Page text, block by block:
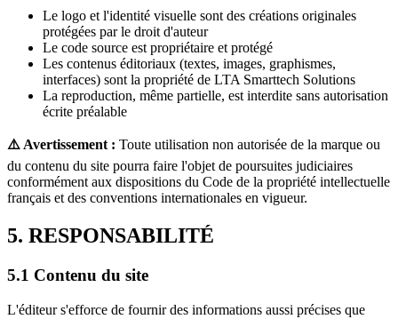
Le logo et l'identité visuelle sont des créations originales
protégées par le droit d'auteur
Le code source est propriétaire et protégé
Les contenus éditoriaux (textes, images, graphismes,
interfaces) sont la propriété de LTA Smarttech Solutions
La reproduction, même partielle, est interdite sans autorisation
écrite préalable
⚠️ Avertissement : Toute utilisation non autorisée de la marque ou
du contenu du site pourra faire l'objet de poursuites judiciaires
conformément aux dispositions du Code de la propriété intellectuelle
français et des conventions internationales en vigueur.
5. RESPONSABILITÉ
5.1 Contenu du site
L'éditeur s'efforce de fournir des informations aussi précises que